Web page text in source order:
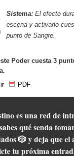
Sistema: El efecto
escena y activarlo
punto de Sangre.
Poder cuesta 3
PDF
es una red de
qué senda
🎲 y deja que el
tu próxima